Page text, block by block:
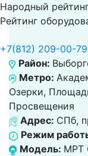
Народный
Рейтинг
+7(812) 209-00-79
Район:
Метро:
Озерки,
Просвещения
Адрес: СПб,
Режим
Модель: МРТ